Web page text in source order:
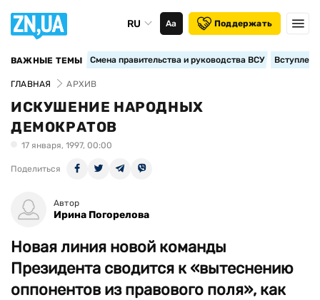
RU Аа Поддержать
ВАЖНЫЕ ТЕМЫ Смена правительства и руководства ВСУ
ГЛАВНАЯ АРХИВ
ИСКУШЕНИЕ НАРОДНЫХ
ДЕМОКРАТОВ
17 января, 1997, 00:00
Поделиться
Автор
Ирина Погорелова
Новая линия новой команды
Президента сводится к «вытеснению
оппонентов из правового поля», как